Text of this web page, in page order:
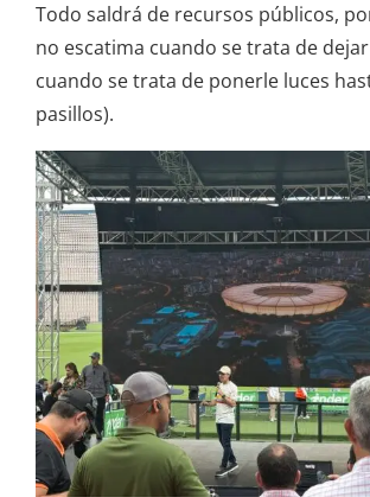
Todo saldrá de recursos públicos,
no escatima cuando se trata de
cuando se trata de ponerle luces
pasillos).